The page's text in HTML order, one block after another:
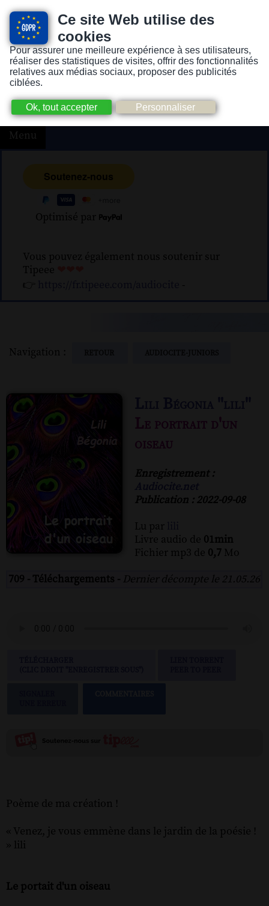
Ce site Web utilise des
cookies
Pour assurer une meilleure expérience à ses utilisateurs,
réaliser des statistiques de visites, offrir des fonctionnalités
relatives aux médias sociaux, proposer des publicités
ciblées.
Version pour personnes mal-voyantes ou non-voyantes
Menu
Optimisé par
Vous pouvez également nous soutenir sur
Tipeee
👉
-
Navigation :
Le portrait d'un
oiseau
Enregistrement :
Publication : 2022-09-08
Lu par
Livre audio de 01min
Fichier mp3 de 0,7 Mo
709 - Téléchargements - Dernier décompte le 21.05.26
Poème de ma création !
« Venez, je vous emmène dans le jardin de la poésie !
» lili
Le portait d'un oiseau